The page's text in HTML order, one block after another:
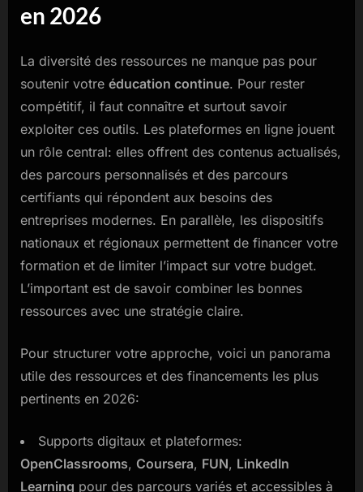
en 2026
La diversité des ressources ne manque pas pour
soutenir votre éducation continue. Pour rester
compétitif, il faut connaître et surtout savoir
exploiter ces outils. Les plateformes en ligne jouent
un rôle central: elles offrent des contenus actualisés,
des parcours personnalisés et des parcours
certifiants qui répondent aux besoins des
entreprises modernes. En parallèle, les dispositifs
nationaux et régionaux permettent de financer votre
formation et de limiter l’impact sur votre budget.
L’important est de savoir combiner les bonnes
ressources avec une stratégie claire.
Pour structurer votre approche, voici un panorama
utile des ressources et des financements les plus
pertinents en 2026:
Supports digitaux et plateformes:
OpenClassrooms, Coursera, FUN, LinkedIn
Learning pour des parcours variés et accessibles à